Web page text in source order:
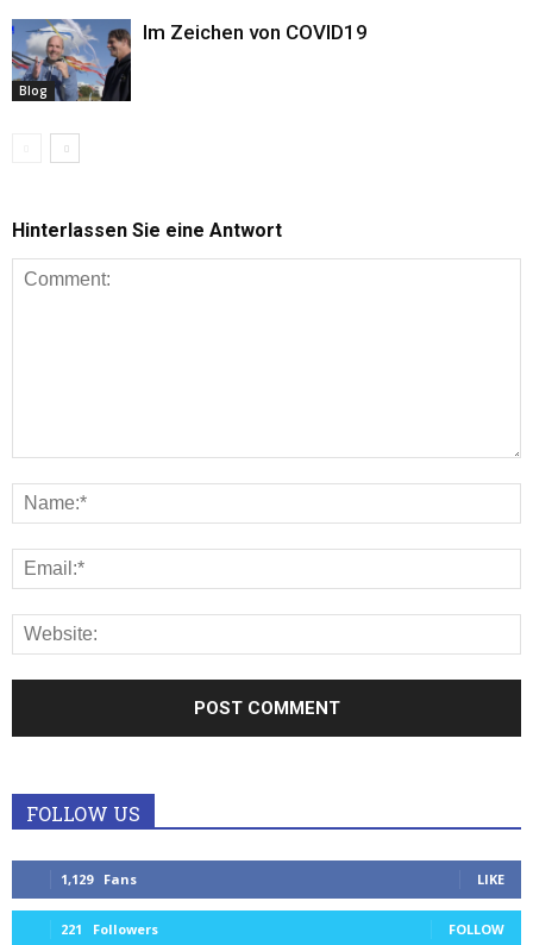
Blog
Im Zeichen von COVID19
Hinterlassen Sie eine Antwort
FOLLOW US
1,129 Fans LIKE
221 Followers FOLLOW